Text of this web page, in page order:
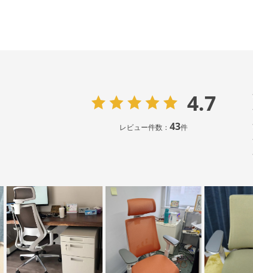
4.7
レビュー件数： 43件